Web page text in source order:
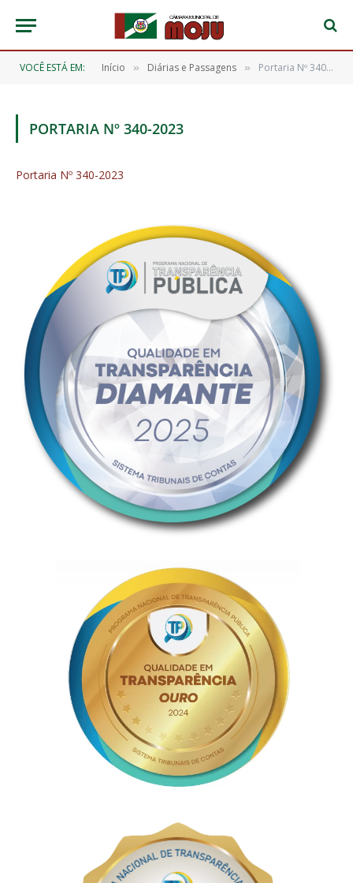
VOCÊ ESTÁ EM: Início » Diárias e Passagens » Portaria Nº 340-2023
PORTARIA Nº 340-2023
Portaria Nº 340-2023